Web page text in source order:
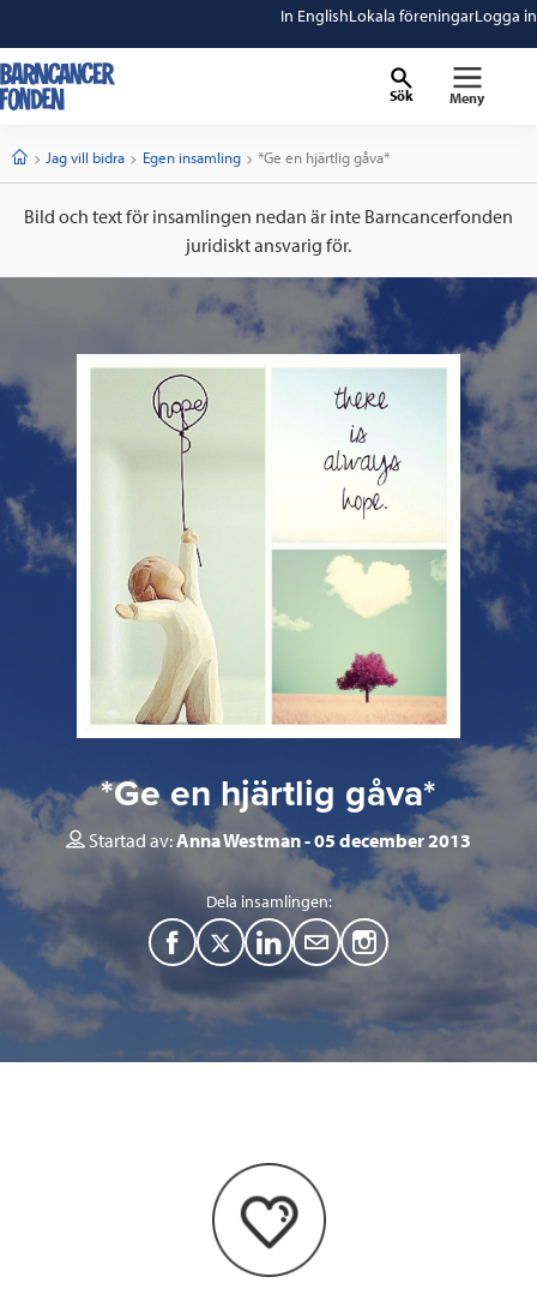
In EnglishLokala föreningarLogga in
Sök Meny
StartJag vill bidra Egen insamling Current:
*Ge en hjärtlig gåva*
Bild och text för insamlingen nedan är inte Barncancerfonden
juridiskt ansvarig för.
*Ge en hjärtlig gåva*
Startad av:Anna Westman 05 december 2013
Dela insamlingen:
F
a
T
w
e
L
I
n
M